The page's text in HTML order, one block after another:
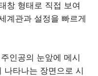
창 형태로 직접 보여
계관과 설정을 빠르게
인공의 눈앞에 메시
나타나는 장면으로 시